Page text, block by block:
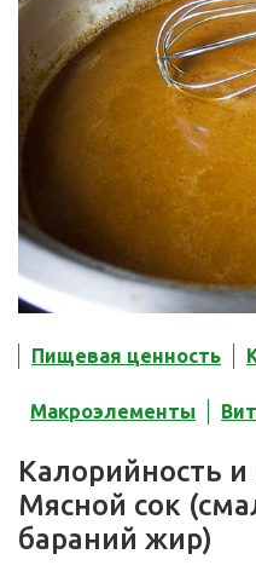
Пищевая ценность
Макроэлементы
Калорийность
Мясной сок
бараний жир)